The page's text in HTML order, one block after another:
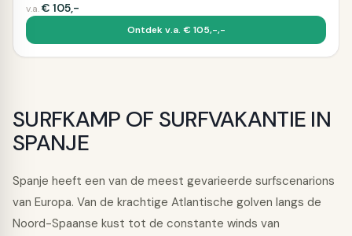
v.a.€ 105,-
Ontdek v.a. € 105,-,-
SURFKAMP OF SURFVAKANTIE IN
SPANJE
Spanje heeft een van de meest gevarieerde surfscenarions
van Europa. Van de krachtige Atlantische golven langs de
Noord-Spaanse kust tot de constante winds van